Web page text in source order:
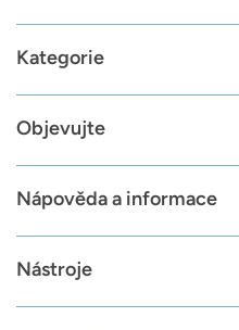
Kategorie
Objevujte
Nápověda a informace
Nástroje